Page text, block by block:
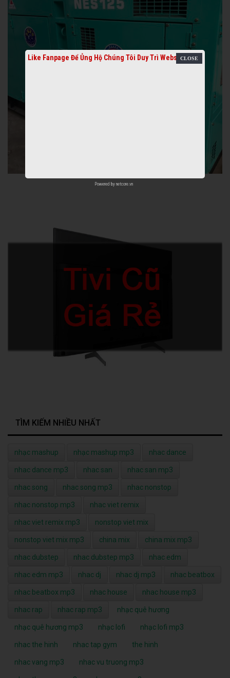
TÌM KIẾM NHIỀU NHẤT
nhạc mashup nhạc mashup mp3 nhac dance
nhac dance mp3 nhac san nhac san mp3
nhac song nhac song mp3 nhac nonstop
nhac nonstop mp3 nhac viet remix
nhac viet remix mp3 nonstop viet mix
nonstop viet mix mp3 china mix china mix mp3
nhac dubstep nhac dubstep mp3 nhac edm
nhac edm mp3 nhac dj nhac dj mp3 nhac beatbox
nhac beatbox mp3 nhac house nhac house mp3
nhac rap nhac rap mp3 nhạc quê hương
nhạc quê hương mp3 nhạc lofi nhạc lofi mp3
nhac the hinh nhac tap gym the hinh
nhac vang mp3 nhac vu truong mp3
Like Fanpage Để Ủng Hộ Chúng Tôi Duy Trì Website
Powered by netcore.vn